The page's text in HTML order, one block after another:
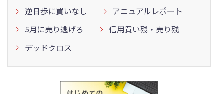
逆日歩に買いなし
アニュアルレポート
5月に売り逃げろ
信用買い残・売り残
デッドクロス